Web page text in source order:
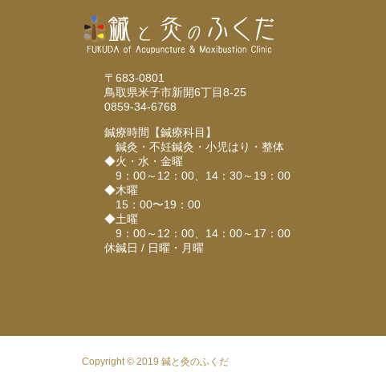
〒683-0801
鳥取県米子市新開6丁目8-25
0859-34-6768
鍼療時間【鍼療科目】
鍼灸・不妊鍼灸・小児はり・整体
◆火・水・金曜
9：00～12：00、14：30～19：00
◆木曜
15：00〜19：00
◆土曜
9：00～12：00、14：00～17：00
休鍼日 / 日曜・月曜
Copyright © 2019 鍼と灸のふくだ